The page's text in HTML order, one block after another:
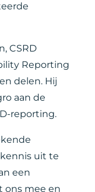
CSRD
Reporting
delen. Hij
aan de
reporting.
uit te
een
ons mee en